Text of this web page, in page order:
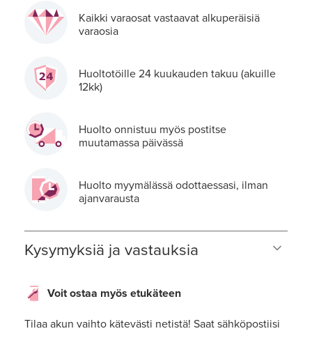
Kaikki varaosat vastaavat alkuperäisiä
varaosia
Huoltotöille 24 kuukauden takuu (akuille
12kk)
Huolto onnistuu myös postitse
muutamassa päivässä
Huolto myymälässä odottaessasi, ilman
ajanvarausta
Kysymyksiä ja vastauksia
Voit ostaa myös etukäteen
Tilaa akun vaihto kätevästi netistä! Saat sähköpostiisi